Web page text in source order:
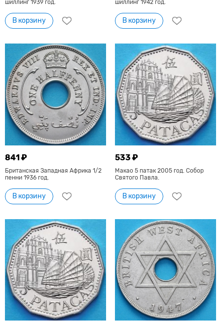
шиллинг 1939 год.
В корзину
шиллинг 1942 год.
В корзину
841 ₽
Британская Западная Африка 1/2
пенни 1936 год.
В корзину
533 ₽
Макао 5 патак 2005 год. Собор
Святого Павла.
В корзину